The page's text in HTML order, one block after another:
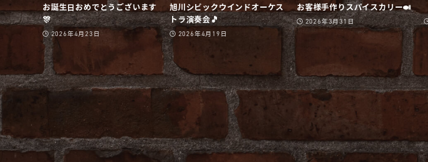
お誕生日おめでとうございます
🎊
2026年4月23日
旭川シビックウインドオーケス
トラ演奏会🎵
2026年4月19日
お客様手作りスパイスカリー🍛
2026年3月31日